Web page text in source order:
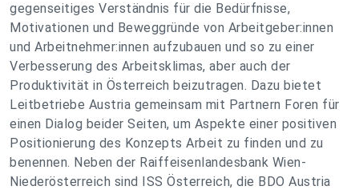
gegenseitiges Verständnis für die Bedürfnisse,
Motivationen und Beweggründe von Arbeitgeber:innen
und Arbeitnehmer:innen aufzubauen und so zu einer
Verbesserung des Arbeitsklimas, aber auch der
Produktivität in Österreich beizutragen. Dazu bietet
Leitbetriebe Austria gemeinsam mit Partnern Foren für
einen Dialog beider Seiten, um Aspekte einer positiven
Positionierung des Konzepts Arbeit zu finden und zu
benennen. Neben der Raiffeisenlandesbank Wien-
Niederösterreich sind ISS Österreich, die BDO Austria